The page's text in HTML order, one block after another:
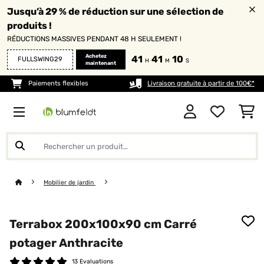
Jusqu’à 29 % de réduction sur une sélection de
produits !
RÉDUCTIONS MASSIVES PENDANT 48 H SEULEMENT !
FULLSWING29
Achetez
maintenant
41 H 41 M 08 S
Paiements flexibles Livraison gratuite à partir de 100€*
Mobilier de jardin
Terrabox 200x100x90 cm Carré
potager Anthracite
13 Evaluations